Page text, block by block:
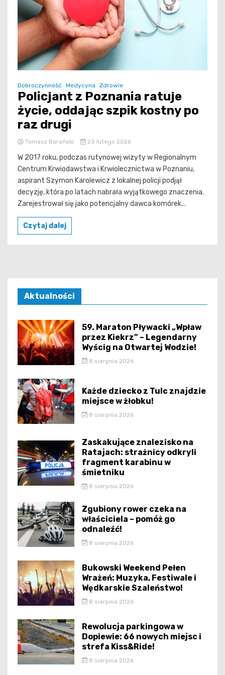
Dobroczynność Medycyna Zdrowie
Policjant z Poznania ratuje
życie, oddając szpik kostny po
raz drugi
Tomasz Barański 23 lutego 2026
W 2017 roku, podczas rutynowej wizyty w Regionalnym
Centrum Krwiodawstwa i Krwiolecznictwa w Poznaniu,
aspirant Szymon Karolewicz z lokalnej policji podjął
decyzję, która po latach nabrała wyjątkowego znaczenia.
Zarejestrował się jako potencjalny dawca komórek...
Czytaj dalej
Aktualności
59. Maraton Pływacki „Wpław
przez Kiekrz” – Legendarny
Wyścig na Otwartej Wodzie!
8 sierpnia 2026
Każde dziecko z Tulc znajdzie
miejsce w żłobku!
8 sierpnia 2026
Zaskakujące znalezisko na
Ratajach: strażnicy odkryli
fragment karabinu w
śmietniku
8 sierpnia 2026
Zgubiony rower czeka na
właściciela – pomóż go
odnaleźć!
8 sierpnia 2026
Bukowski Weekend Pełen
Wrażeń: Muzyka, Festiwale i
Wędkarskie Szaleństwo!
8 sierpnia 2026
Rewolucja parkingowa w
Dopiewie: 66 nowych miejsc i
strefa Kiss&Ride!
8 sierpnia 2026